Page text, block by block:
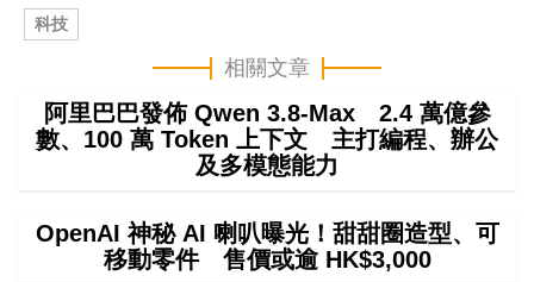
科技
相關文章
阿里巴巴發佈 Qwen 3.8-Max 2.4 萬億參
數、100 萬 Token 上下文 主打編程、辦公
及多模態能力
OpenAI 神秘 AI 喇叭曝光！甜甜圈造型、可
移動零件 售價或逾 HK$3,000